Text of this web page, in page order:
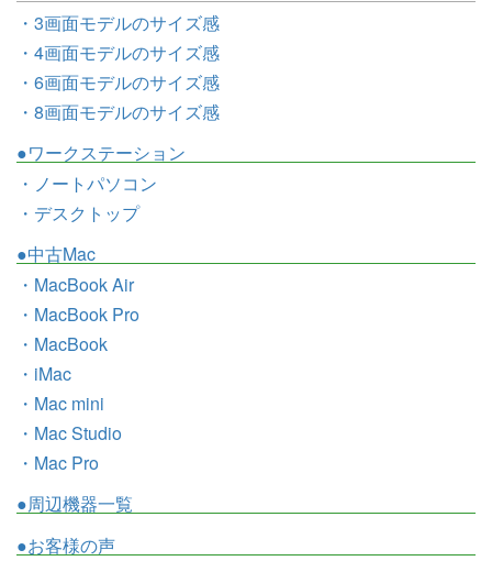
・3画面モデルのサイズ感
・4画面モデルのサイズ感
・6画面モデルのサイズ感
・8画面モデルのサイズ感
●ワークステーション
・ノートパソコン
・デスクトップ
●中古Mac
・MacBook Air
・MacBook Pro
・MacBook
・iMac
・Mac mini
・Mac Studio
・Mac Pro
●周辺機器一覧
●お客様の声